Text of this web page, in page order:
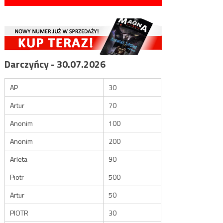
Darczyńcy - 30.07.2026
AP
30
Artur
70
Anonim
100
Anonim
200
Arleta
90
Piotr
500
Artur
50
PIOTR
30